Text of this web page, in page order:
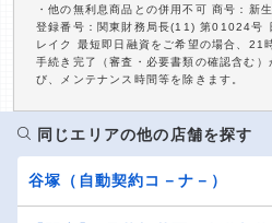
・他の無利息商品との併用不可 商号：新
登録番号：関東財務局長(11) 第01024号
レイク 最短即日融資をご希望の場合、21
手続き完了（審査・必要書類の確認含む）
び、メンテナンス時間等を除きます。
同じエリアの他の店舗を探す
谷塚（自動契約コ－ナ－）